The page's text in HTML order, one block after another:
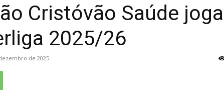
Cristóvão Saúde joga
2025/26
de 2025